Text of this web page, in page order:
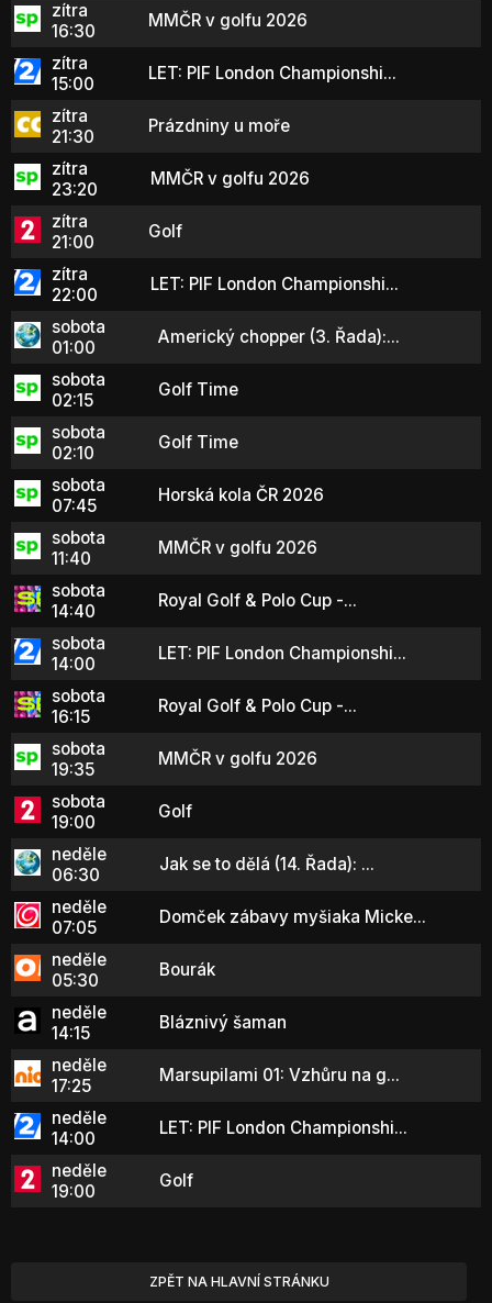
zítra
16:30
MMČR v golfu 2026
zítra
15:00
LET: PIF London Championshi...
zítra
21:30
Prázdniny u moře
zítra
23:20
MMČR v golfu 2026
zítra
21:00
Golf
zítra
22:00
LET: PIF London Championshi...
sobota
01:00
Americký chopper (3. Řada):...
sobota
02:15
Golf Time
sobota
02:10
Golf Time
sobota
07:45
Horská kola ČR 2026
sobota
11:40
MMČR v golfu 2026
sobota
14:40
Royal Golf & Polo Cup -...
sobota
14:00
LET: PIF London Championshi...
sobota
16:15
Royal Golf & Polo Cup -...
sobota
19:35
MMČR v golfu 2026
sobota
19:00
Golf
neděle
06:30
Jak se to dělá (14. Řada): ...
neděle
07:05
Domček zábavy myšiaka Micke...
neděle
05:30
Bourák
neděle
14:15
Bláznivý šaman
neděle
17:25
Marsupilami 01: Vzhůru na g...
neděle
14:00
LET: PIF London Championshi...
neděle
19:00
Golf
ZPĚT NA HLAVNÍ STRÁNKU